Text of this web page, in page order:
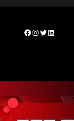
Facebook
Instagram
Twitter
LinkedIn